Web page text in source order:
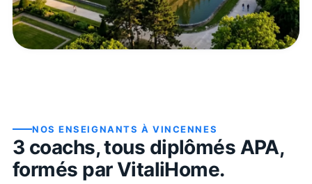
NOS ENSEIGNANTS ÀVINCENNES
3 coachs, tous diplômés APA,
formés par VitaliHome.